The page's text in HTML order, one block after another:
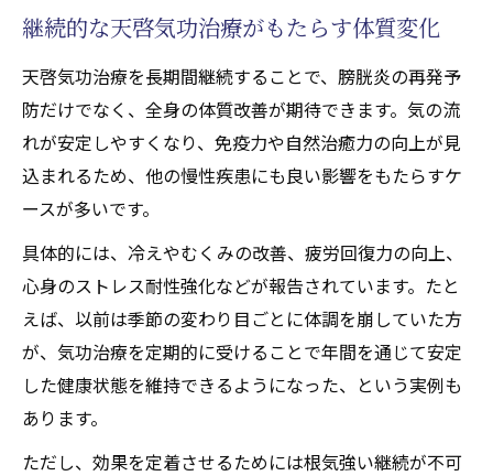
継続的な天啓気功治療がもたらす体質変化
天啓気功治療を長期間継続することで、膀胱炎の再発予
防だけでなく、全身の体質改善が期待できます。気の流
れが安定しやすくなり、免疫力や自然治癒力の向上が見
込まれるため、他の慢性疾患にも良い影響をもたらすケ
ースが多いです。
具体的には、冷えやむくみの改善、疲労回復力の向上、
心身のストレス耐性強化などが報告されています。たと
えば、以前は季節の変わり目ごとに体調を崩していた方
が、気功治療を定期的に受けることで年間を通じて安定
した健康状態を維持できるようになった、という実例も
あります。
ただし、効果を定着させるためには根気強い継続が不可